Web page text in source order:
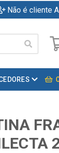
Não é cliente